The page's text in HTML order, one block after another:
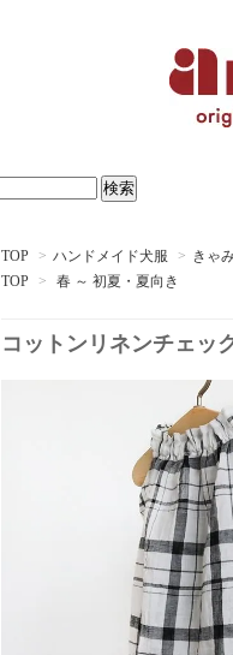
TOP > ハンドメイド犬服 > きゃ
TOP
> 春 ～ 初夏・夏向き
コットンリネンチェッ